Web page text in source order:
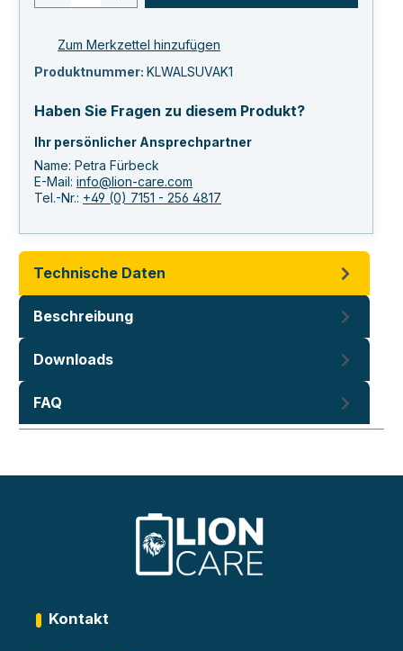
Zum Merkzettel hinzufügen
Produktnummer: KLWALSUVAK1
Haben Sie Fragen zu diesem Produkt?
Ihr persönlicher Ansprechpartner
Name: Petra Fürbeck
E-Mail: info@lion-care.com
Tel.-Nr.: +49 (0) 7151 - 256 4817
Technische Daten
Beschreibung
Downloads
FAQ
Kontakt